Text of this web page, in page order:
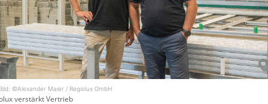
©Alexander Maier / Regiolux GmbH
verstärkt Vertrieb